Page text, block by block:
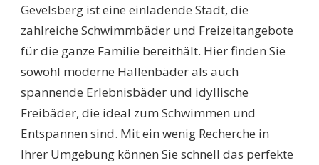
ENTDECKEN
SIE
DIE
BESTEN
FÜR
DIE
FAMILIE
Gevelsberg ist eine einladende Stadt, die
zahlreiche Schwimmbäder und Freizeitangebote
für die ganze Familie bereithält. Hier finden Sie
sowohl moderne Hallenbäder als auch
spannende Erlebnisbäder und idyllische
Freibäder, die ideal zum Schwimmen und
Entspannen sind. Mit ein wenig Recherche in
Ihrer Umgebung können Sie schnell das perfekte